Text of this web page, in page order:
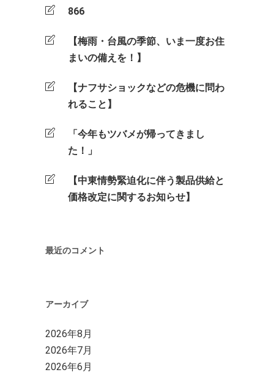
866
【梅雨・台風の季節、いま一度お住
まいの備えを！】
【ナフサショックなどの危機に問わ
れること】
「今年もツバメが帰ってきまし
た！」
【中東情勢緊迫化に伴う製品供給と
価格改定に関するお知らせ】
最近のコメント
アーカイブ
2026年8月
2026年7月
2026年6月